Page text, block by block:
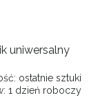
uniwersalny
ostatnie sztuki
1 dzień roboczy